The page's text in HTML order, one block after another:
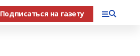
Подписаться на газету